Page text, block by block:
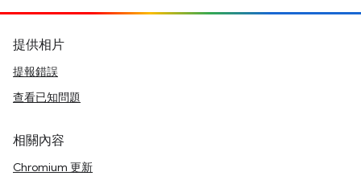
提供相片
提報錯誤
查看已知問題
相關內容
Chromium 更新